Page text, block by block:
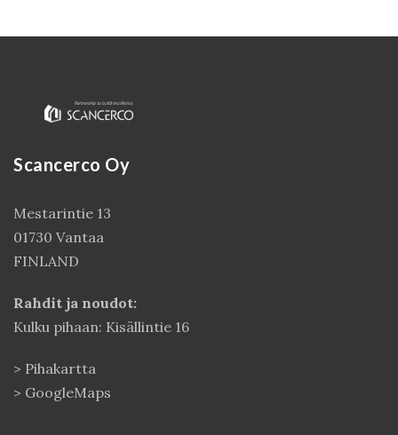
Scancerco Oy
Mestarintie 13
01730 Vantaa
FINLAND
Rahdit ja noudot:
Kulku pihaan: Kisällintie 16
> Pihakartta
> GoogleMaps